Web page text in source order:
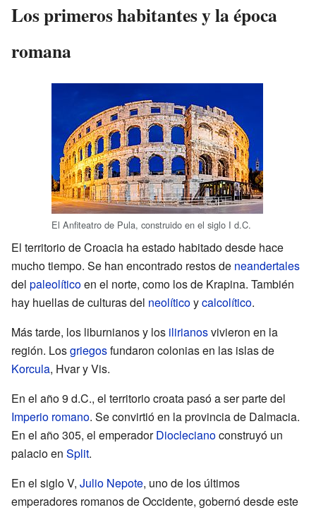
Los primeros habitantes y la época
romana
El Anfiteatro de Pula, construido en el siglo I d.C.
El territorio de Croacia ha estado habitado desde hace
mucho tiempo. Se han encontrado restos de neandertales
del paleolíticoen el norte, como los de Krapina. También
hay huellas de culturas del neolíticoycalcolítico.
Más tarde, los liburnianos y los ilirianosvivieron en la
región. Losgriegosfundaron colonias en las islas de
Korcula, Hvar y Vis.
En el año 9 d.C., el territorio croata pasó a ser parte del
Imperio romano. Se convirtió en la provincia de Dalmacia.
En el año 305, el emperadorDioclecianoconstruyó un
palacio en Split.
En el siglo V, Julio Nepote, uno de los últimos
emperadores romanos de Occidente, gobernó desde este